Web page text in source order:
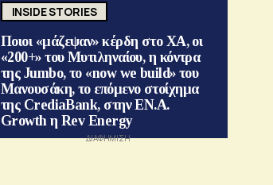
INSIDE STORIES
Ποιοι «μάζεψαν» κέρδη στο ΧΑ, οι
«200+» του Μυτιληναίου, η κόντρα
της Jumbo, το «now we build» του
Μανουσάκη, το επόμενο στοίχημα
της CrediaBank, στην ΕΝ.Α.
Growth η Rev Energy